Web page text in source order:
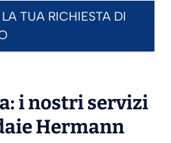
TUA RICHIESTA DI
i nostri servizi
Hermann